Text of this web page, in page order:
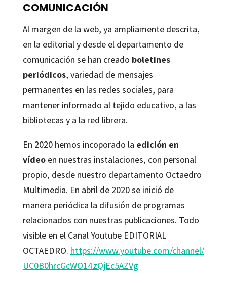
COMUNICACIÓN
Al margen de la web, ya ampliamente descrita,
en la editorial y desde el departamento de
comunicación se han creado boletines
periódicos, variedad de mensajes
permanentes en las redes sociales, para
mantener informado al tejido educativo, a las
bibliotecas y a la red librera.
En 2020 hemos incoporado la edición en
vídeoen nuestras instalaciones, con personal
propio, desde nuestro departamento Octaedro
Multimedia. En abril de 2020 se inició de
manera periódica la difusión de programas
relacionados con nuestras publicaciones. Todo
visible en el Canal Youtube EDITORIAL
OCTAEDRO. https://www.youtube.com/channel/
UC0B0hrcGcWO14zQjEc5AZVg